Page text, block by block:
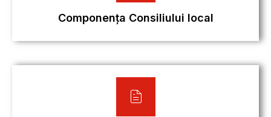
Componența Consiliului local